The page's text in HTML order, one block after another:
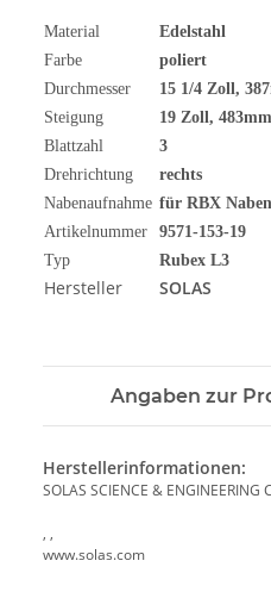
Material
Edelstahl
Farbe
poliert
Durchmesser
15 1/4 Zoll,
Steigung
19 Zoll, 483mm
Blattzahl
3
Drehrichtung
rechts
Nabenaufnahme für RBX
Artikelnummer
9571-153-19
Typ
Rubex L3
Hersteller SOLAS
Angaben zur
Herstellerinformationen:
SOLAS SCIENCE & ENGINEERING
, ,
www.solas.com